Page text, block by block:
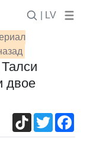
| LV
двое
TikTokTwitter